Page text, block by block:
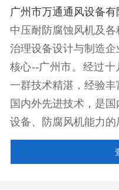
广州市万通通风设备有
中压耐防腐蚀风机及
治理设备设计与制造
核心--广州市。经过十
一群技术精湛，经验
国内外先进技术，是
设备、防腐风机能力的